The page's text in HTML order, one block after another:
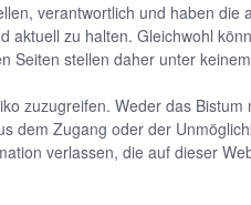
verantwortlich und haben die
aktuell zu halten. Gleichwohl
Seiten stellen daher unter
zuzugreifen. Weder das Bistum
dem Zugang oder der
verlassen, die auf dieser